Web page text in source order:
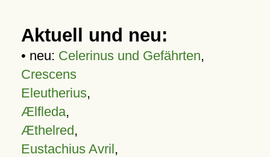
Aktuell und neu:
• neu: Celerinus und Gefährten,
Crescens
Eleutherius,
Ælfleda,
Æthelred,
Eustachius Avril,